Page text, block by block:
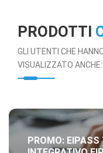
PRODOTTI
GLI UTENTI CHE
VISUALIZZATO ANCHE:
PROMO: EIPASS